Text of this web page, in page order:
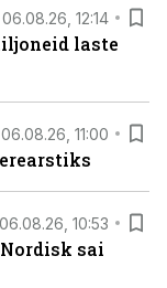
06.08.26, 12:14
laste
06.08.26, 11:00
06.08.26, 10:53
sai